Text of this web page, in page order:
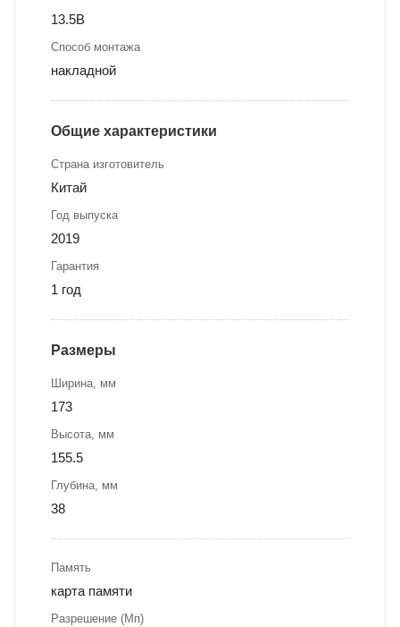
13.5В
Способ монтажа
накладной
Общие характеристики
Страна изготовитель
Китай
Год выпуска
2019
Гарантия
1 год
Размеры
Ширина, мм
173
Высота, мм
155.5
Глубина, мм
38
Память
карта памяти
Разрешение (Мп)